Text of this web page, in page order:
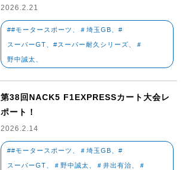
2026.2.21
##モータースポーツ、＃埼玉GB、#
スーパーGT、#スーパー耐久シリーズ、＃
野中誠太、
第38回NACK5 F1EXPRESSカート大会レ
ポート！
2026.2.14
##モータースポーツ、＃埼玉GB、#
スーパーGT、＃野中誠太、＃井出有治、＃